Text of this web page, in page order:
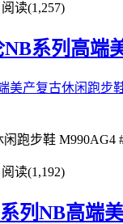
阅读(1,257)
NB系列高
闲跑步鞋
阅读(1,192)
列NB高端